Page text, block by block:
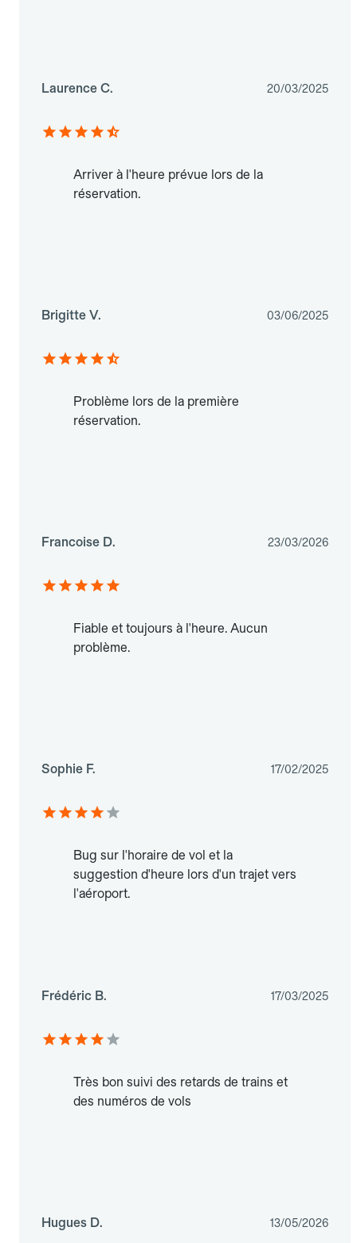
Laurence C. 20/03/2025
Arriver à l'heure prévue lors de la
réservation.
Brigitte V. 03/06/2025
Problème lors de la première
réservation.
Francoise D. 23/03/2026
Fiable et toujours à l'heure. Aucun
problème.
Sophie F. 17/02/2025
Bug sur l'horaire de vol et la
suggestion d'heure lors d'un trajet vers
l'aéroport.
Frédéric B. 17/03/2025
Très bon suivi des retards de trains et
des numéros de vols
Hugues D. 13/05/2026